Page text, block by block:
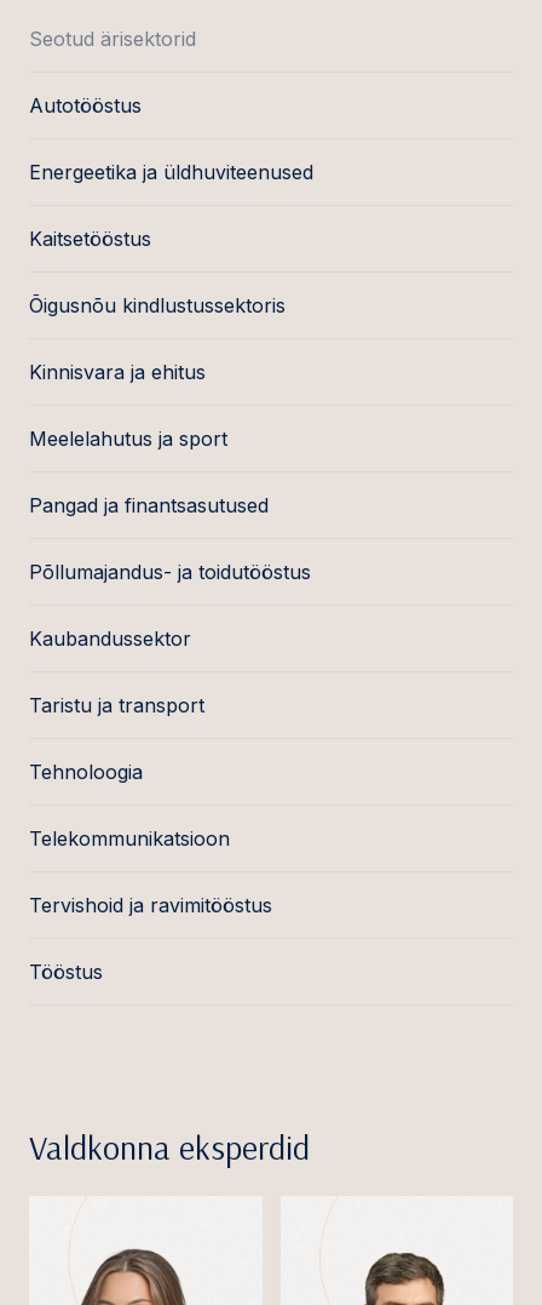
Seotud ärisektorid
Autotööstus
Energeetika ja üldhuviteenused
Kaitsetööstus
Õigusnõu kindlustussektoris
Kinnisvara ja ehitus
Meelelahutus ja sport
Pangad ja finantsasutused
Põllumajandus- ja toidutööstus
Kaubandussektor
Taristu ja transport
Tehnoloogia
Telekommunikatsioon
Tervishoid ja ravimitööstus
Tööstus
Valdkonna eksperdid